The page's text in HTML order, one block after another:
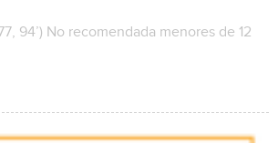
94’) No recomendada menores de 12